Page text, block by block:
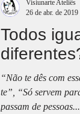
Todos
“Não te dês com
te”, “Só servem
passam de pessoas...
Visiunarte Ateliês
26 de abr. de 2019